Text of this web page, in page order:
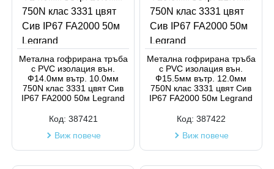
Метална гофрирана тръба
с PVC изолация вън.
Ф14.0мм вътр. 10.0мм
750N клас 3331 цвят Сив
IP67 FA2000 50м Legrand
Код: 387421
Виж повече
Метална гофрирана тръба
с PVC изолация вън.
Ф15.5мм вътр. 12.0мм
750N клас 3331 цвят Сив
IP67 FA2000 50м Legrand
Код: 387422
Виж повече